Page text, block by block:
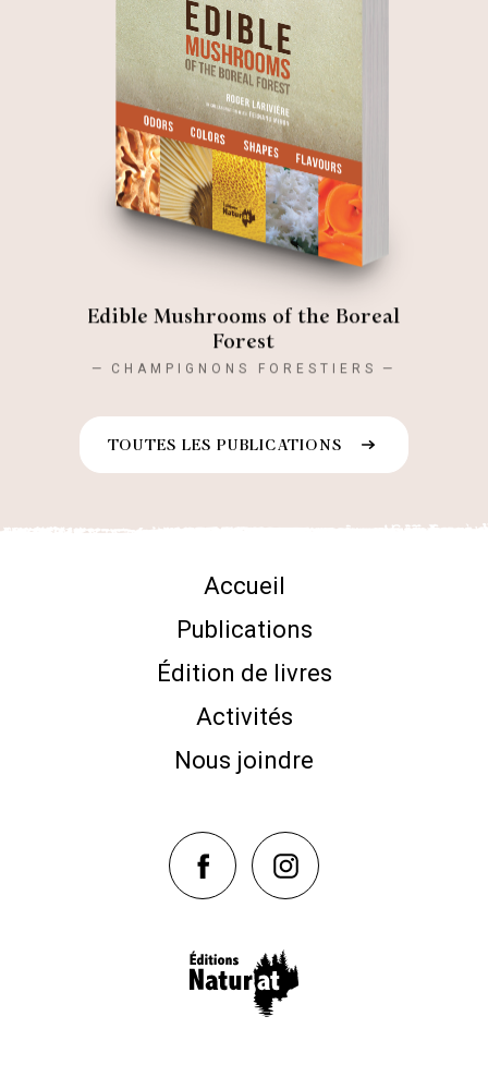
Edible Mushrooms of the Boreal
Forest
CHAMPIGNONS FORESTIERS
TOUTES LES PUBLICATIONS
Accueil
Publications
Édition de livres
Activités
Nous joindre
NaturAT sur Facebook